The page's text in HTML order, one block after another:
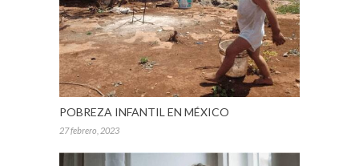
POBREZA INFANTIL EN MÉXICO
27 febrero, 2023